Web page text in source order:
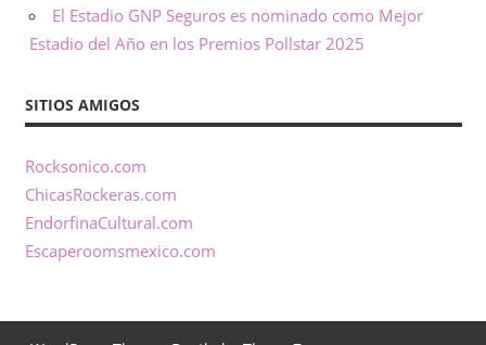
o
a
s
El Estadio GNP Seguros es nominado como Mejor
Estadio del Año en los Premios Pollstar 2025
SITIOS AMIGOS
Rocksonico.com
ChicasRockeras.com
EndorfinaCultural.com
Escaperoomsmexico.com